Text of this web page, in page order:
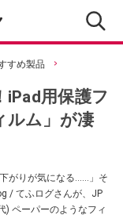
すめ製品
用保護フ
ルム」が凄
がりが気になる……」そ
) ペーパーのようなフィ